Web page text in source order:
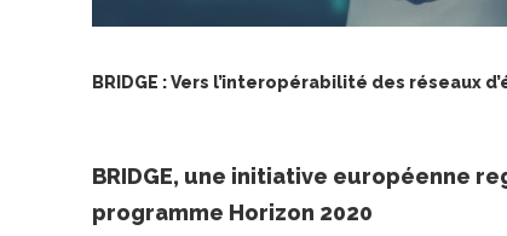
BRIDGE : Vers l’interopérabilité des réseaux
BRIDGE, une initiative européenne
programme Horizon 2020